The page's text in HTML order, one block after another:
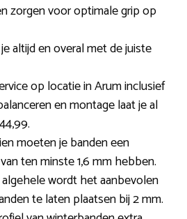
zorgen voor optimale grip op
altijd en overal met de juiste
op locatie in Arum inclusief
en montage laat je al
moeten je banden een
ten minste 1,6 mm hebben.
wordt het aanbevolen
te laten plaatsen bij 2 mm.